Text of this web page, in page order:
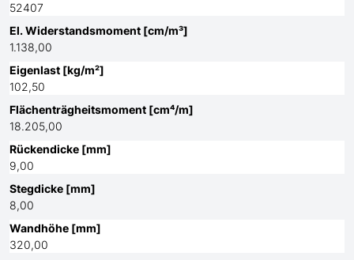
52407
El. Widerstandsmoment [cm/m³]
1.138,00
Eigenlast [kg/m²]
102,50
Flächenträgheitsmoment [cm⁴/m]
18.205,00
Rückendicke [mm]
9,00
Stegdicke [mm]
8,00
Wandhöhe [mm]
320,00